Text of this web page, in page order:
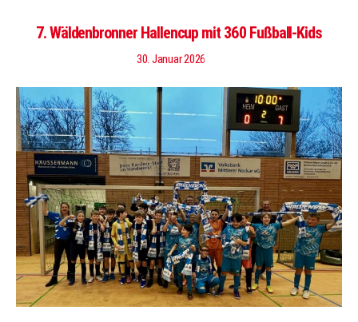
7. Wäldenbronner Hallencup mit 360 Fußball-Kids
30. Januar 2026